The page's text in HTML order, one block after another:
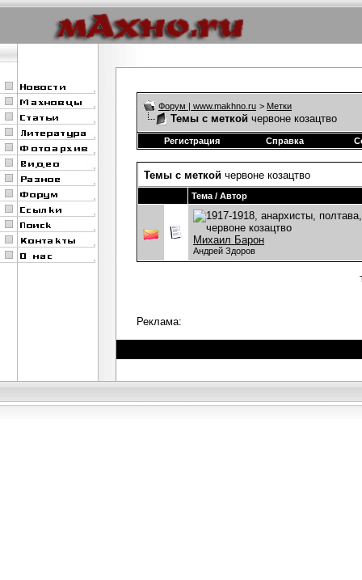
Форум | www.makhno.ru > Метки
Темы с меткой червоне козацтво
Регистрация Справка
Темы с меткой червоне козацтво
Тема / Автор
Михаил Барон
Андрей Здоров
Реклама: